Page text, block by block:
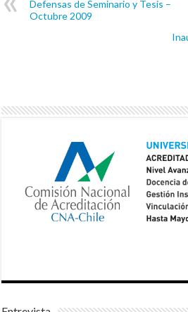
Defensas de Seminario y Tesis –
Octubre 2009